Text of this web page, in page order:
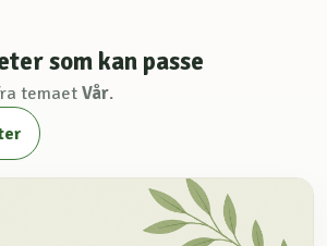
som kan passe
temaet Vår.